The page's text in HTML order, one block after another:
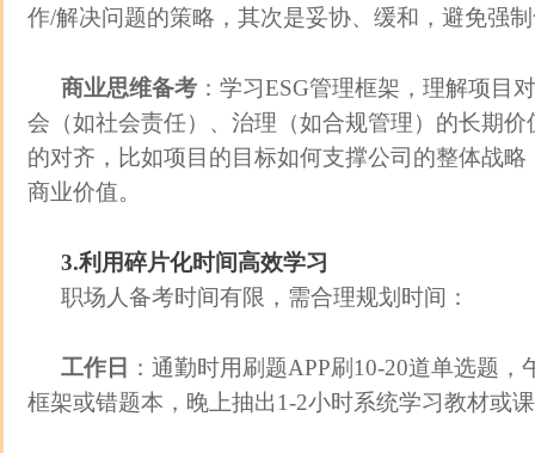
作/解决问题的策略，其次是妥协、缓和，避免强
商业思维备考 ：学习ESG管理框架，理解项目
会（如社会责任）、治理（如合规管理）的长期
的对齐，比如项目的目标如何支撑公司的整体战
商业价值。
3.利用碎片化时间高效学习
职场人备考时间有限，需合理规划时间：
工作日 ：通勤时用刷题APP刷10-20道单选题
框架或错题本，晚上抽出1-2小时系统学习教材或